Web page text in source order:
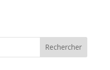
Rechercher